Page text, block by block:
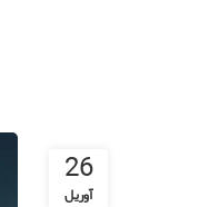
26
آوریل